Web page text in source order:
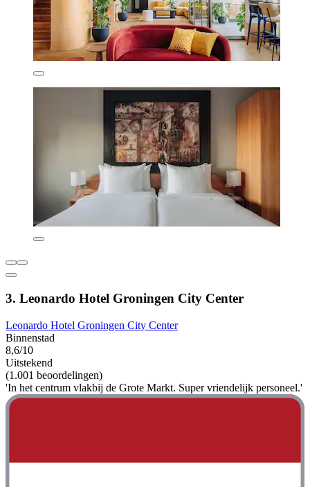
3. Leonardo Hotel Groningen City Center
Leonardo Hotel Groningen City Center
Binnenstad
8,6/10
Uitstekend
(1.001 beoordelingen)
'In het centrum vlakbij de Grote Markt. Super vriendelijk personeel.'